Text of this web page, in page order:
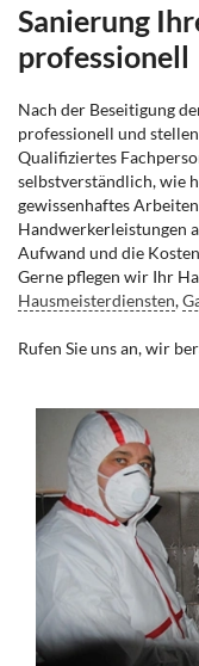
Sanierung
professionell
Nach der Beseitigung
professionell und
Qualifiziertes
selbstverständlich, wie
gewissenhaftes
Handwerkerleistungen
Aufwand und die
Gerne pflegen wir Ihr
Hausmeisterdiensten,
Rufen Sie uns an, wir